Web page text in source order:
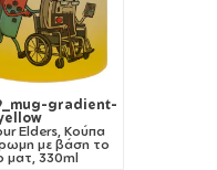
gradient-
Elders, Κούπα
με βάση το
ματ, 330ml